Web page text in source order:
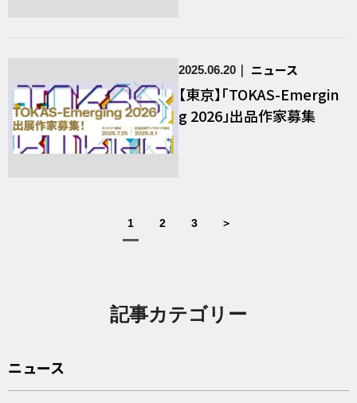
2025.06.20 ニュース
【東京】「TOKAS-Emergin
g 2026」出品作家募集
1 2 3 ＞
記事カテゴリー
ニュース